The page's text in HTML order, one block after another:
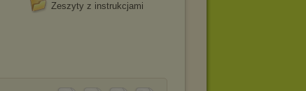
Zeszyty z instrukcjami